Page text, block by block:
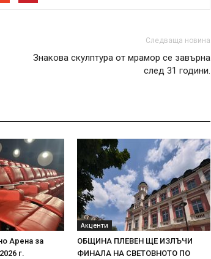
Следваща новина
Знакова скулптура от мрамор се завърна
след 31 години.
Арена за
г.
Акценти
ОБЩИНА ПЛЕВЕН ЩЕ ИЗЛЪЧИ
ФИНАЛА НА СВЕТОВНОТО ПО